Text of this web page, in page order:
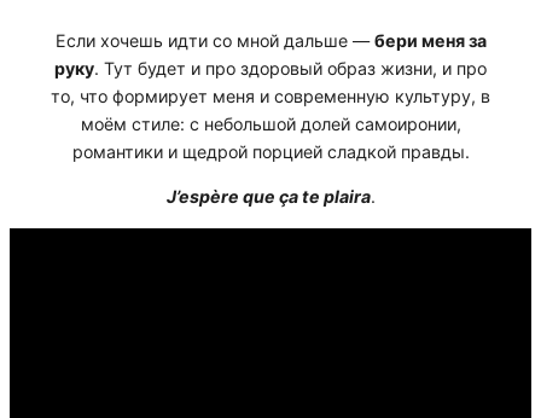
Если хочешь идти со мной дальше —бери меня за
руку. Тут будет и про здоровый образ жизни, и про
то, что формирует меня и современную культуру, в
моём стиле: с небольшой долей самоиронии,
романтики и щедрой порцией сладкой правды.
J’espère que ça te plaira.